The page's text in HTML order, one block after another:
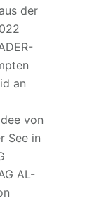
der
an
von
See in
AL-